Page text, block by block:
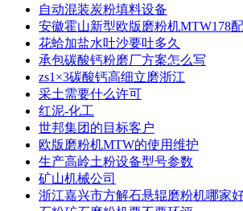
自动混装炭粉填料设备
安徽霍山新型欧版磨粉机MTW178
花蛤加盐水吐沙要吐多久
承包碳酸钙粉磨厂方案怎么写
zs1×3碳酸钙高细立磨浙江
采土需要什么许可
红泥-化工
世邦集团的目标客户
欧版磨粉机MTW的使用维护
生产高岭土粉设备型号参数
矿山机械公司
浙江嘉兴市方解石悬辊磨粉机哪家